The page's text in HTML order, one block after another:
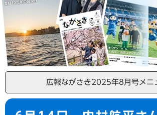
広報ながさき2025年8月号メニ
本